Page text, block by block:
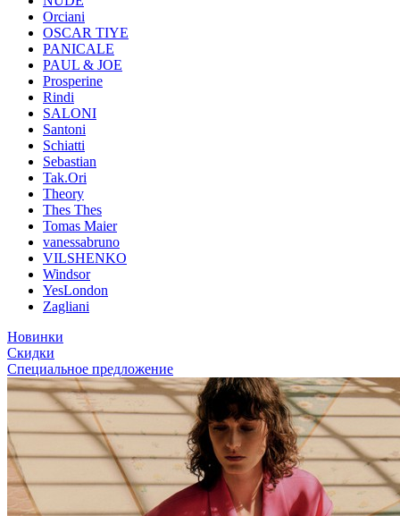
Orciani
OSCAR TIYE
PANICALE
PAUL & JOE
Prosperine
Rindi
SALONI
Santoni
Schiatti
Sebastian
Tak.Ori
Theory
Thes Thes
Tomas Maier
vanessabruno
VILSHENKO
Windsor
YesLondon
Zagliani
Новинки
Скидки
Специальное предложение